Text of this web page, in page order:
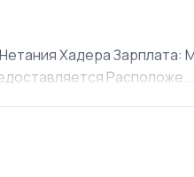
Хадера Зарплата:
Расположе...